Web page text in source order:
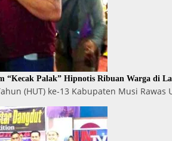
“Kecak Palak” Hipnotis Ribuan Warga di
(HUT) ke-13 Kabupaten Musi